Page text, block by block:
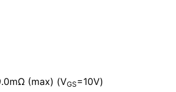
(max) (VGS=10V)